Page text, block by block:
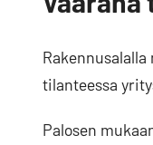
tilanteessa
Palosen